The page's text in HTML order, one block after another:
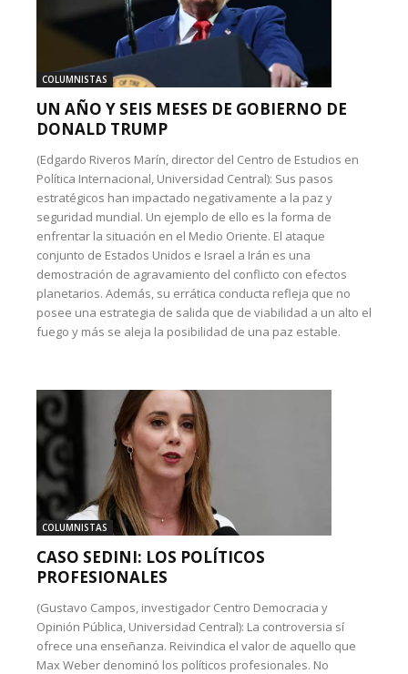
COLUMNISTAS
UN AÑO Y SEIS MESES DE GOBIERNO DE
DONALD TRUMP
(Edgardo Riveros Marín, director del Centro de Estudios en
Política Internacional, Universidad Central): Sus pasos
estratégicos han impactado negativamente a la paz y
seguridad mundial. Un ejemplo de ello es la forma de
enfrentar la situación en el Medio Oriente. El ataque
conjunto de Estados Unidos e Israel a Irán es una
demostración de agravamiento del conflicto con efectos
planetarios. Además, su errática conducta refleja que no
posee una estrategia de salida que de viabilidad a un alto el
fuego y más se aleja la posibilidad de una paz estable.
COLUMNISTAS
CASO SEDINI: LOS POLÍTICOS
PROFESIONALES
(Gustavo Campos, investigador Centro Democracia y
Opinión Pública, Universidad Central): La controversia sí
ofrece una enseñanza. Reivindica el valor de aquello que
Max Weber denominó los políticos profesionales. No